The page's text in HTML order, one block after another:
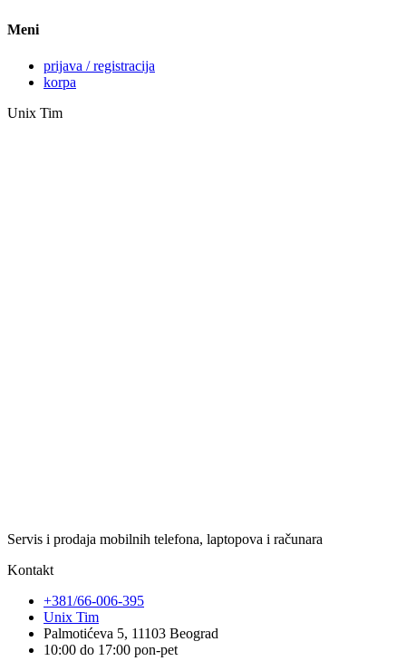
Meni
prijava / registracija
korpa
Unix Tim
Servis i prodaja mobilnih telefona, laptopova i računara
Kontakt
+381/66-006-395
Unix Tim
Palmotićeva 5, 11103 Beograd
10:00 do 17:00 pon-pet